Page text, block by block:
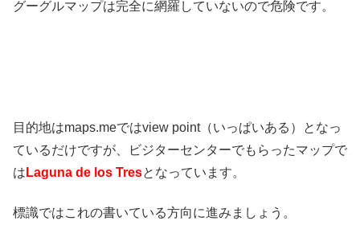
グーグルマップは完全に網羅していないので危険です。
目的地はmaps.meではview point（いっぱいある）となっ
ているだけですが、ビジターセンターでもらったマップで
は Laguna de los Tresとなっています。
標識ではこれの書いている方向に進みましょう。